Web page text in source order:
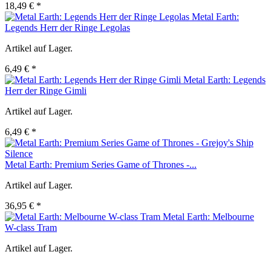
18,49 € *
Metal Earth:
Legends Herr der Ringe Legolas
Artikel auf Lager.
6,49 € *
Metal Earth: Legends
Herr der Ringe Gimli
Artikel auf Lager.
6,49 € *
Metal Earth: Premium Series Game of Thrones -...
Artikel auf Lager.
36,95 € *
Metal Earth: Melbourne
W-class Tram
Artikel auf Lager.